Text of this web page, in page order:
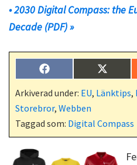
• 2030 Digital Compass: the
Decade (PDF) »
Dela
på
F
a
c
b
o
o
k
Dela
på
X
(
T
t
t
e
)
Arkiverad under: EU, Länktips,
Storebror, Webben
Taggad som: Digital Compass